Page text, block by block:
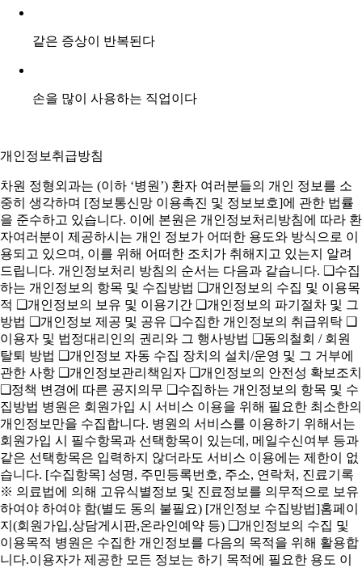
같은 증상이 반복된다
손을 많이 사용하는 직업이다
개인정보취급방침
차원 정형외과는 (이하 ‘병원’) 환자 여러분들의 개인 정보를 소
중히 생각하며 [정보통신망 이용촉진 및 정보보호]에 관한 법률
을 준수하고 있습니다. 이에 본원은 개인정보처리방침에 따라 환
자여러분이 제공하시는 개인 정보가 어떠한 용도와 방식으로 이
용되고 있으며, 이를 위해 어떠한 조치가 취해지고 있는지 알려
드립니다. 개인정보처리 방침의 순서는 다음과 같습니다. ❑수집
하는 개인정보의 항목 및 수집방법 ❑개인정보의 수집 및 이용목
적 ❑개인정보의 보유 및 이용기간 ❑개인정보의 파기절차 및 그
방법 ❑개인정보 제공 및 공유 ❑수집한 개인정보의 취급위탁 ❑
이용자 및 법정대리인의 권리와 그 행사방법 ❑동의철회 / 회원
탈퇴 방법 ❑개인정보 자동 수집 장치의 설치/운영 및 그 거부에
관한 사항 ❑개인정보관리책임자 ❑개인정보의 안전성 확보조치
❑정책 변경에 따른 공지의무 ❑수집하는 개인정보의 항목 및 수
집방법 병원은 회원가입 시 서비스 이용을 위해 필요한 최소한의
개인정보만을 수집합니다. 병원의 서비스를 이용하기 위해서는
회원가입 시 필수항목과 선택항목이 있는데, 메일수신여부 등과
같은 선택항목은 입력하지 않더라도 서비스 이용에는 제한이 없
습니다. [수집항목] 성명, 주민등록번호, 주소, 연락처, 진료기록
※ 의료법에 의해 고유식별정보 및 진료정보를 의무적으로 보유
하여야 하여야 함(별도 동의 불필요) [개인정보 수집방법]홈페이
지(회원가입,상담게시판,온라인예약 등) ❑개인정보의 수집 및
이용목적 병원은 수집한 개인정보를 다음의 목적을 위해 활용합
니다.이용자가 제공한 모든 정보는 하기 목적에 필요한 용도 이